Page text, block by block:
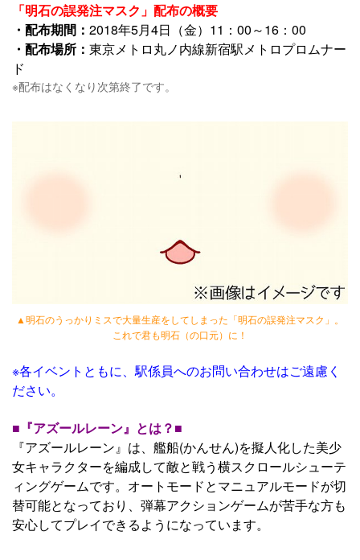
「明石の誤発注マスク」配布の概要
・配布期間： 2018年5月4日（金）11：00～16：00
・配布場所： 東京メトロ丸ノ内線新宿駅メトロプロムナー
ド
※配布はなくなり次第終了です。
▲明石のうっかりミスで大量生産をしてしまった「明石の誤発注マスク」。
これで君も明石（の口元）に！
※各イベントともに、駅係員へのお問い合わせはご遠慮く
ださい。
■『アズールレーン』とは？■
『アズールレーン』は、艦船(かんせん)を擬人化した美少
女キャラクターを編成して敵と戦う横スクロールシューテ
ィングゲームです。オートモードとマニュアルモードが切
替可能となっており、弾幕アクションゲームが苦手な方も
安心してプレイできるようになっています。